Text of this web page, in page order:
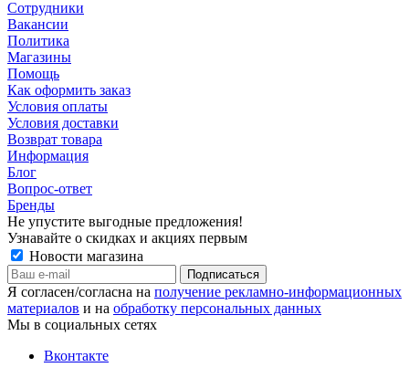
Сотрудники
Вакансии
Политика
Магазины
Помощь
Как оформить заказ
Условия оплаты
Условия доставки
Возврат товара
Информация
Блог
Вопрос-ответ
Бренды
Не упустите выгодные предложения!
Узнавайте о скидках и акциях первым
Новости магазина
Я согласен/согласна на получение рекламно-информационных
материалов и на обработку персональных данных
Мы в социальных сетях
Вконтакте